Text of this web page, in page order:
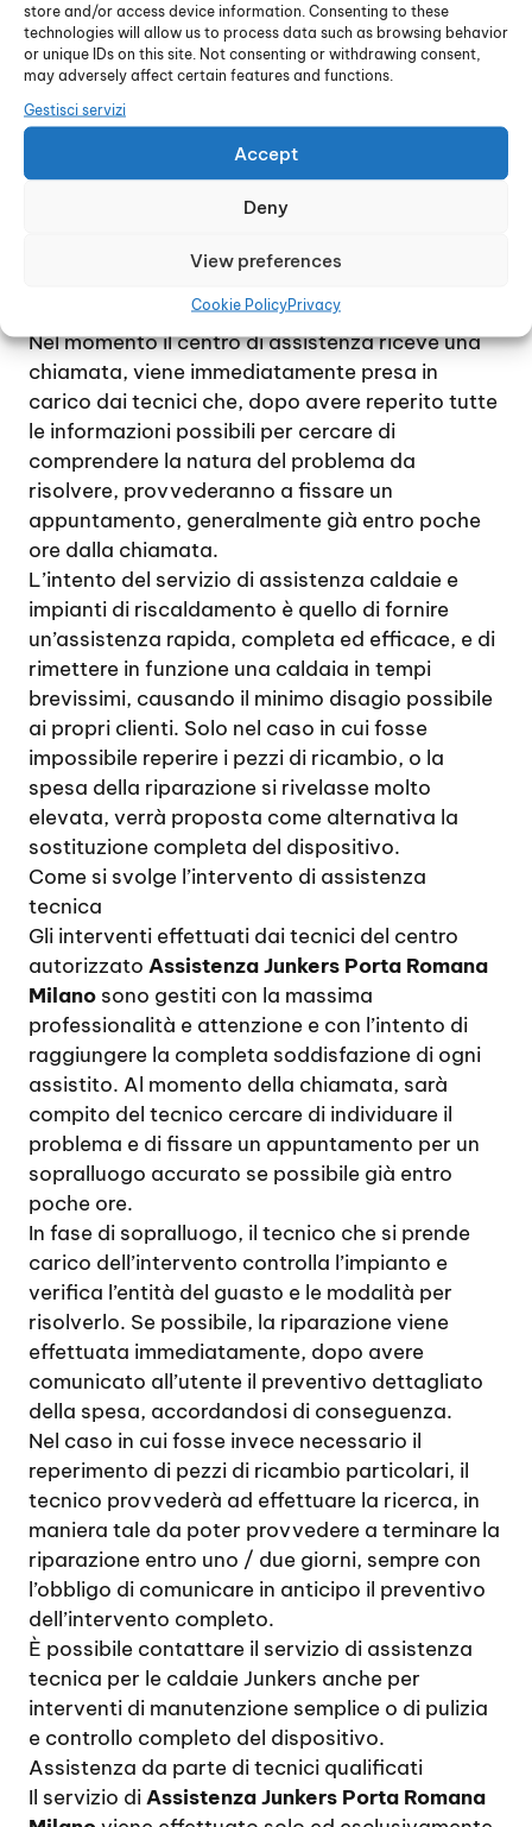
store and/or access device information. Consenting to these
technologies will allow us to process data such as browsing behavior
or unique IDs on this site. Not consenting or withdrawing consent,
may adversely affect certain features and functions.
Gestisci servizi
Accept
Deny
View preferences
Cookie PolicyPrivacy
contesto della manutenzione delle caldaie a gas
di qualsiasi modello. La presenza di un
magazzino di ricambi originali permette ai
tecnici di provvedere rapidamente a risolvere
guasti e problemi di funzionamento di qualsiasi
tipo, dai più semplici ai più complessi.
rapidità, in maniera tale da offrire rapidamente
al cliente la possibilità di ripristinare il corretto
Nel momento il centro di assistenza riceve una
chiamata, viene immediatamente presa in
carico dai tecnici che, dopo avere reperito tutte
le informazioni possibili per cercare di
comprendere la natura del problema da
risolvere, provvederanno a fissare un
appuntamento, generalmente già entro poche
ore dalla chiamata.
L’intento del servizio di assistenza caldaie e
impianti di riscaldamento è quello di fornire
un’assistenza rapida, completa ed efficace, e di
rimettere in funzione una caldaia in tempi
brevissimi, causando il minimo disagio possibile
ai propri clienti. Solo nel caso in cui fosse
impossibile reperire i pezzi di ricambio, o la
spesa della riparazione si rivelasse molto
elevata, verrà proposta come alternativa la
sostituzione completa del dispositivo.
Come si svolge l’intervento di assistenza
tecnica
Gli interventi effettuati dai tecnici del centro
autorizzato Assistenza Junkers Porta Romana
Milano sono gestiti con la massima
professionalità e attenzione e con l’intento di
raggiungere la completa soddisfazione di ogni
assistito. Al momento della chiamata, sarà
compito del tecnico cercare di individuare il
problema e di fissare un appuntamento per un
sopralluogo accurato se possibile già entro
poche ore.
In fase di sopralluogo, il tecnico che si prende
carico dell’intervento controlla l’impianto e
verifica l’entità del guasto e le modalità per
risolverlo. Se possibile, la riparazione viene
effettuata immediatamente, dopo avere
comunicato all’utente il preventivo dettagliato
della spesa, accordandosi di conseguenza.
Nel caso in cui fosse invece necessario il
reperimento di pezzi di ricambio particolari, il
tecnico provvederà ad effettuare la ricerca, in
maniera tale da poter provvedere a terminare la
riparazione entro uno / due giorni, sempre con
l’obbligo di comunicare in anticipo il preventivo
dell’intervento completo.
È possibile contattare il servizio di assistenza
tecnica per le caldaie Junkers anche per
interventi di manutenzione semplice o di pulizia
e controllo completo del dispositivo.
Assistenza da parte di tecnici qualificati
Il servizio diAssistenza Junkers Porta Romana